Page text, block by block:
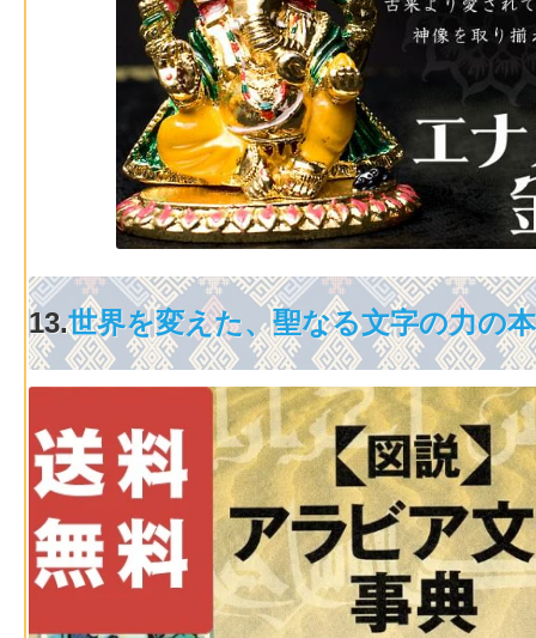
13.世界を変えた、聖なる文字の力の